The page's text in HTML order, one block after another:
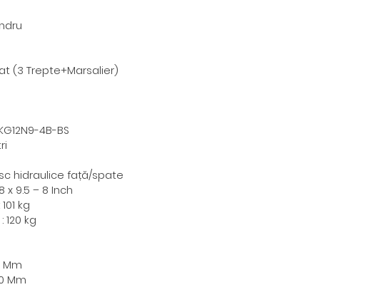
(3 Trepte+Marsalier)
4B-BS
hidraulice față/spate
x 9.5 – 8 Inch
kg
kg
Mm
Mm